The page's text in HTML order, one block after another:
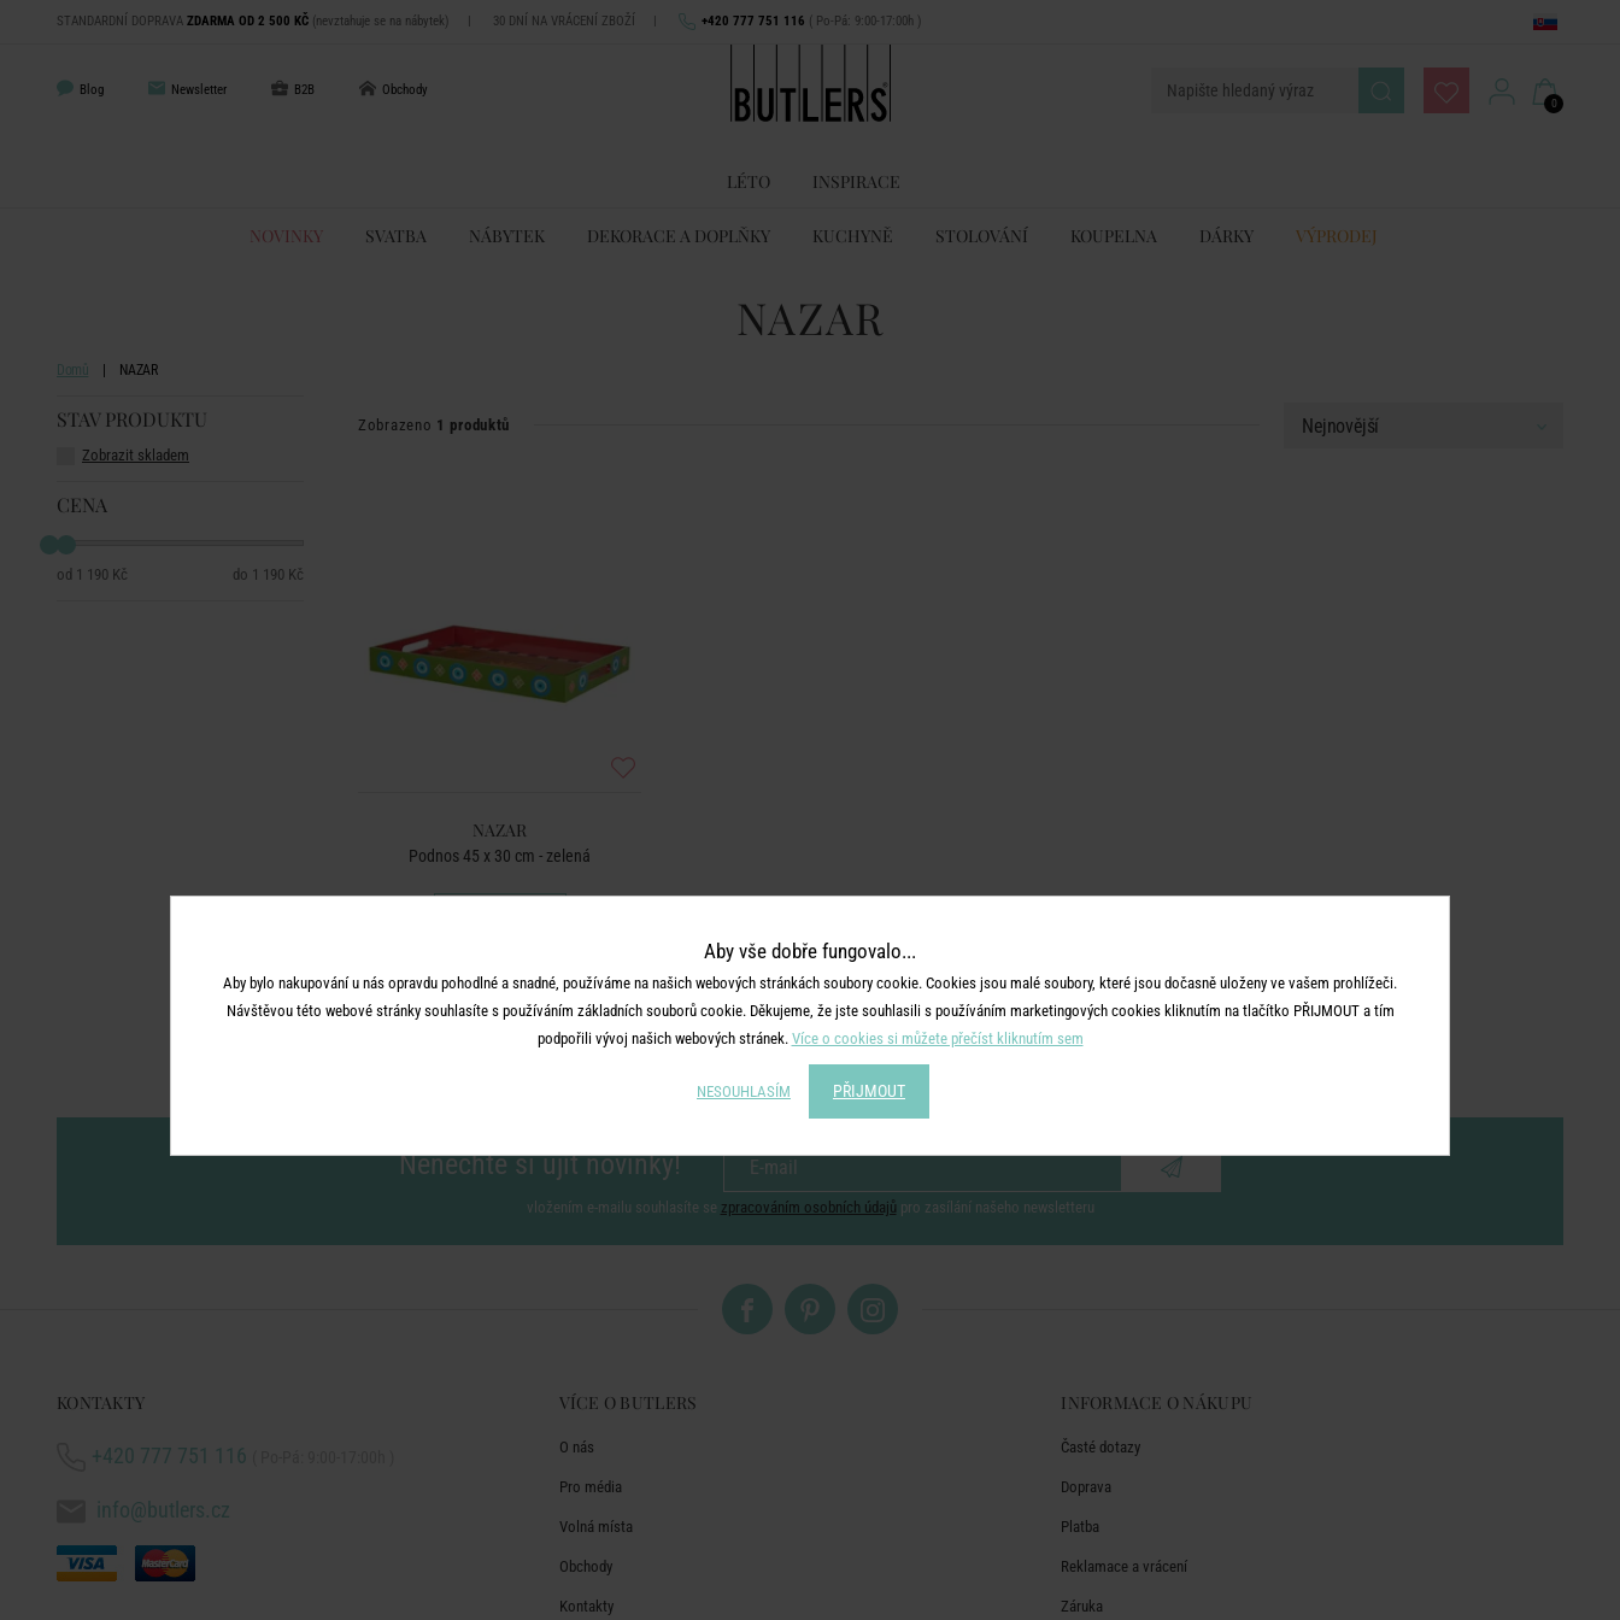
STANDARDNÍ DOPRAVA ZDARMA OD 2 500 KČ (nevztahuje se na nábytek) | 30 DNÍ NA VRÁCENÍ ZBOŽÍ | +420 777 751 116 ( Po-Pá: 9:00-17:00h )
Blog Newsletter B2B Obchody
0
LÉTO INSPIRACE
NOVINKY SVATBA NÁBYTEK DEKORACE A DOPLŇKY KUCHYNĚ STOLOVÁNÍ KOUPELNA DÁRKY VÝPRODEJ
NAZAR
Domů NAZAR
STAV PRODUKTU
Zobrazit skladem
CENA
1 190 Kč 1 190 Kč
Zobrazeno 1 produktů
NAZAR
Podnos 45 x 30 cm - zelená
Nenechte si ujít novinky!
vložením e-mailu souhlasíte se zpracováním osobních údajů pro zasílání našeho newsletteru
KONTAKTY
+420 777 751 116
info@butlers.cz
VÍCE O BUTLERS
O nás
Pro média
Volná místa
Obchody
Kontakty
INFORMACE O NÁKUPU
Časté dotazy
Doprava
Platba
Reklamace a vrácení
Záruka
Aby vše dobře fungovalo...
Aby bylo nakupování u nás opravdu pohodlné a snadné, používáme na našich webových stránkách soubory cookie. Cookies jsou malé soubory, které jsou dočasně uloženy ve vašem prohlížeči.
Návštěvou této webové stránky souhlasíte s používáním základních souborů cookie. Děkujeme, že jste souhlasili s používáním marketingových cookies kliknutím na tlačítko PŘIJMOUT a tím
podpořili vývoj našich webových stránek. Více o cookies si můžete přečíst kliknutím sem
NESOUHLASÍM PŘIJMOUT